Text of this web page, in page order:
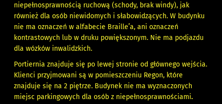
niepełnosprawnością ruchową (schody, brak windy), jak
również dla osób niewidomych i słabowidzących. W budynku
nie ma oznaczeń w alfabecie Braille’a, ani oznaczeń
kontrastowych lub w druku powiększonym. Nie ma podjazdu
dla wózków inwalidzkich.
Portiernia znajduje się po lewej stronie od głównego wejścia.
Klienci przyjmowani są w pomieszczeniu Regon, które
znajduje się na 2 piętrze. Budynek nie ma wyznaczonych
miejsc parkingowych dla osób z niepełnosprawnościami.